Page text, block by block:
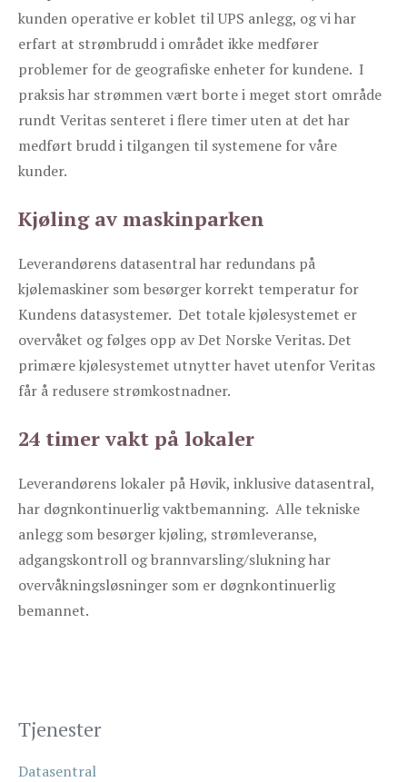
kunden operative er koblet til UPS anlegg, og vi har
erfart at strømbrudd i området ikke medfører
problemer for de geografiske enheter for kundene. I
praksis har strømmen vært borte i meget stort område
rundt Veritas senteret i flere timer uten at det har
medført brudd i tilgangen til systemene for våre
kunder.
Kjøling av maskinparken
Leverandørens datasentral har redundans på
kjølemaskiner som besørger korrekt temperatur for
Kundens datasystemer. Det totale kjølesystemet er
overvåket og følges opp av Det Norske Veritas. Det
primære kjølesystemet utnytter havet utenfor Veritas
får å redusere strømkostnadner.
24 timer vakt på lokaler
Leverandørens lokaler på Høvik, inklusive datasentral,
har døgnkontinuerlig vaktbemanning. Alle tekniske
anlegg som besørger kjøling, strømleveranse,
adgangskontroll og brannvarsling/slukning har
overvåkningsløsninger som er døgnkontinuerlig
bemannet.
Tjenester
Datasentral